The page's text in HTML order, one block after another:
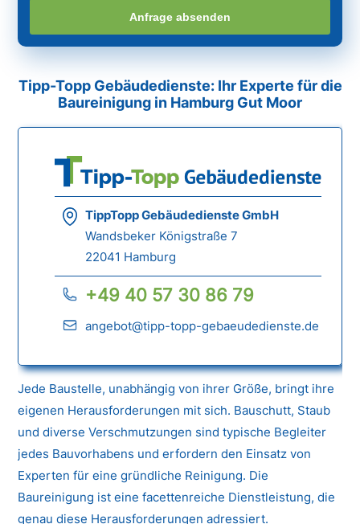
Anfrage absenden
Tipp-Topp Gebäudedienste: Ihr Experte für die
Baureinigung in Hamburg Gut Moor
TippTopp Gebäudedienste GmbH
Wandsbeker Königstraße 7
22041 Hamburg
+49 40 57 30 86 79
angebot@tipp-topp-gebaeudedienste.de
Jede Baustelle, unabhängig von ihrer Größe, bringt ihre
eigenen Herausforderungen mit sich. Bauschutt, Staub
und diverse Verschmutzungen sind typische Begleiter
jedes Bauvorhabens und erfordern den Einsatz von
Experten für eine gründliche Reinigung. Die
Baureinigung ist eine facettenreiche Dienstleistung, die
genau diese Herausforderungen adressiert.